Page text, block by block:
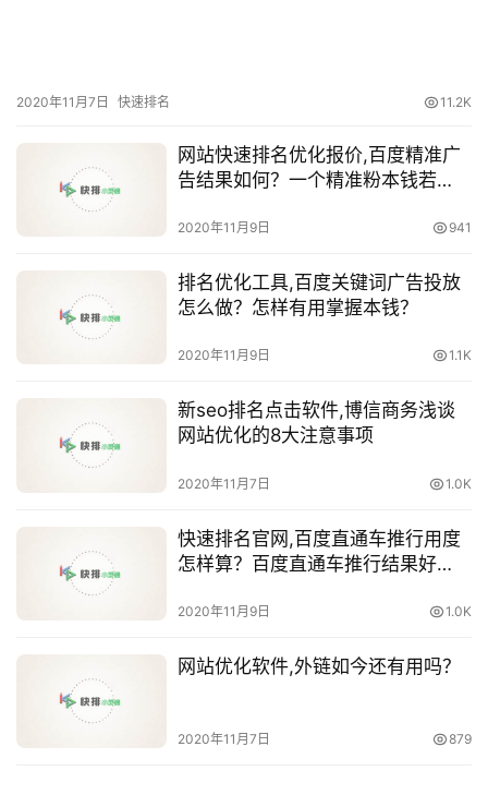
2020年11月7日 快速排名 11.2K
网站快速排名优化报价,百度精准广
告结果如何？一个精准粉本钱若
2020年11月9日 941
排名优化工具,百度关键词广告投放
怎么做？怎样有用掌握本钱？
2020年11月9日 1.1K
新seo排名点击软件,博信商务浅谈
网站优化的8大注意事项
2020年11月7日 1.0K
快速排名官网,百度直通车推行用度
怎样算？百度直通车推行结果好
2020年11月9日 1.0K
网站优化软件,外链如今还有用吗？
2020年11月7日 879